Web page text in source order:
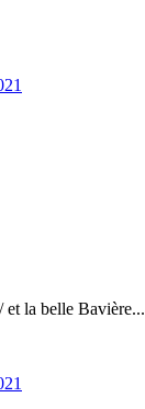
et la belle Bavière...